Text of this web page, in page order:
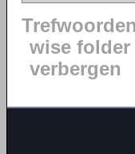
wise folder
verbergen